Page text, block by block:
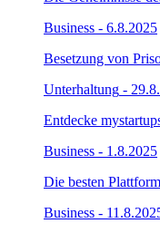
Business - 6.8.2025
Besetzung von
Unterhaltung -
Entdecke
Business - 1.8.2025
Die besten
Business -